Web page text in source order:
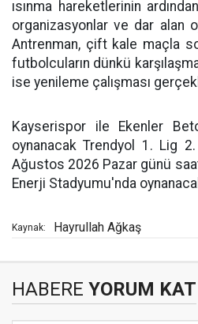
ısınma hareketlerinin
organizasyonlar ve dar alan
Antrenman, çift kale maçla
futbolcuların dünkü
ise yenileme çalışması
Kayserispor ile Ekenler
oynanacak Trendyol 1. Lig
Ağustos 2026 Pazar günü
Enerji Stadyumu'nda
Kaynak: Hayrullah Ağkaş
HABERE YORUM KAT